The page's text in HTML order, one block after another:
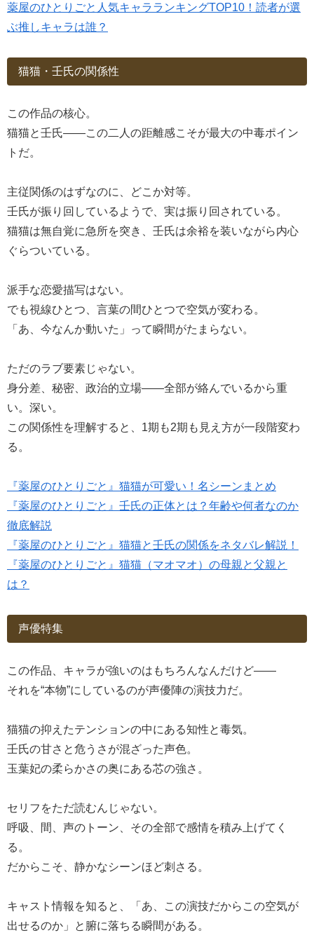
薬屋のひとりごと人気キャラランキングTOP10！読者が選
ぶ推しキャラは誰？
猫猫・壬氏の関係性
この作品の核心。
猫猫と壬氏――この二人の距離感こそが最大の中毒ポイン
トだ。
主従関係のはずなのに、どこか対等。
壬氏が振り回しているようで、実は振り回されている。
猫猫は無自覚に急所を突き、壬氏は余裕を装いながら内心
ぐらついている。
派手な恋愛描写はない。
でも視線ひとつ、言葉の間ひとつで空気が変わる。
「あ、今なんか動いた」って瞬間がたまらない。
ただのラブ要素じゃない。
身分差、秘密、政治的立場――全部が絡んでいるから重
い。深い。
この関係性を理解すると、1期も2期も見え方が一段階変わ
る。
『薬屋のひとりごと』猫猫が可愛い！名シーンまとめ
『薬屋のひとりごと』壬氏の正体とは？年齢や何者なのか
徹底解説
『薬屋のひとりごと』猫猫と壬氏の関係をネタバレ解説！
『薬屋のひとりごと』猫猫（マオマオ）の母親と父親と
は？
声優特集
この作品、キャラが強いのはもちろんなんだけど――
それを“本物”にしているのが声優陣の演技力だ。
猫猫の抑えたテンションの中にある知性と毒気。
壬氏の甘さと危うさが混ざった声色。
玉葉妃の柔らかさの奥にある芯の強さ。
セリフをただ読むんじゃない。
呼吸、間、声のトーン、その全部で感情を積み上げてく
る。
だからこそ、静かなシーンほど刺さる。
キャスト情報を知ると、「あ、この演技だからこの空気が
出せるのか」と腑に落ちる瞬間がある。